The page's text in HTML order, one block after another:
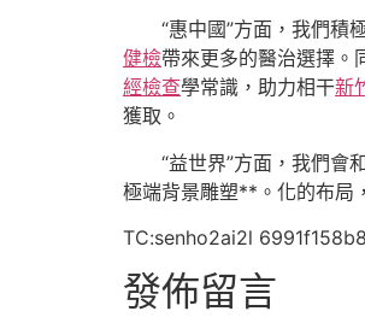
“惠中國”方面，我們積
健檢帶來更多的醫治選擇。
經檢查學常識，助力相干新
獲取。
“益世界”方面，我們會
極端背景雕塑**。化的布局
TC:senho2ai2l
發佈留言